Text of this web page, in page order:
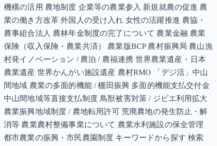
機構の活用 農地制度 企業等の農業参入 新規就農の促進 農
業の働き方改革 外国人の受け入れ 女性の活躍推進 農協・
農事組合法人 農林年金制度の完了について 農業金融 農業
保険（収入保険・農業共済） 農業版BCP 農村振興局 農山漁
村発イノベーション / 農泊 / 農福連携 世界農業遺産・日本
農業遺産 世界かんがい施設遺産 農村RMO 「デジ活」中山
間地域 農業の多面的機能 / 棚田振興 多面的機能支払交付金
中山間地域等直接支払制度 鳥獣被害対策 / ジビエ利用拡大
農業振興地域制度 / 農地転用許可 荒廃農地の発生防止・解
消等 農業農村整備事業について 農業水利施設の保全管理
都市農業の振興・市民農園制度 キーワードから探す 検索